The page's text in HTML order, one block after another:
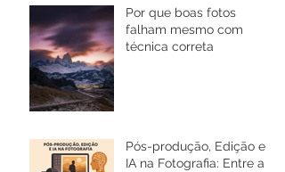
Por que boas fotos
falham mesmo com
técnica correta
Pós-produção, Edição e
IA na Fotografia: Entre a